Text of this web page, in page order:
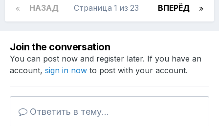
НАЗАД ВПЕРЁД
Страница 1 из 23
Join the conversation
You can post now and register later. If you have an
account, sign in now to post with your account.
Ответить в тему...